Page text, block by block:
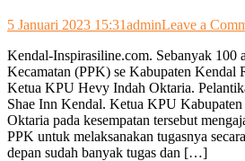
5 Januari 2023 15:31adminLeave a
Kendal-Inspirasiline.com. Sebanyak 100
Kecamatan (PPK) se Kabupaten Kendal
Ketua KPU Hevy Indah Oktaria.
Shae Inn Kendal. Ketua KPU
Oktaria pada kesempatan tersebut
PPK untuk melaksanakan tugasnya
depan sudah banyak tugas dan […]